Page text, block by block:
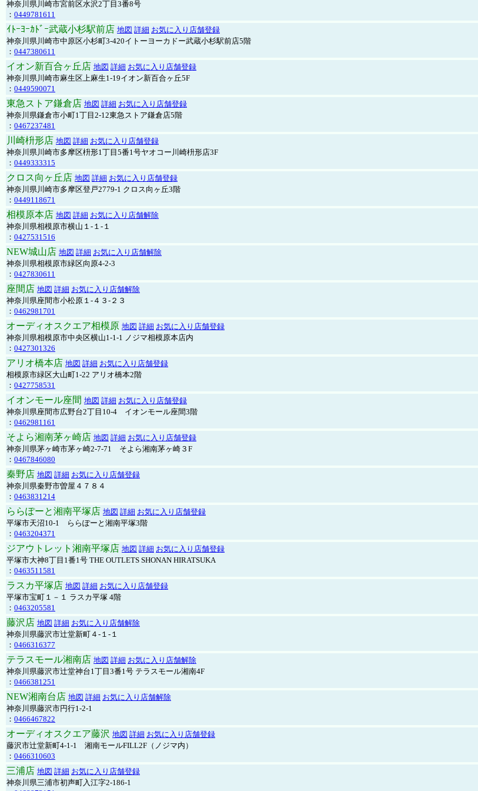
神奈川県川崎市宮前区水沢2丁目3番8号
： 0449781611
ｲﾄｰﾖｰｶﾄﾞｰ武蔵小杉駅前店 地図 詳細 お気に入り店舗登録
神奈川県川崎市中原区小杉町3-420イトーヨーカドー武蔵小杉駅前店5階
： 0447380611
イオン新百合ヶ丘店 地図 詳細 お気に入り店舗登録
神奈川県川崎市麻生区上麻生1-19イオン新百合ヶ丘5F
： 0449590071
東急ストア鎌倉店 地図 詳細 お気に入り店舗登録
神奈川県鎌倉市小町1丁目2-12東急ストア鎌倉店5階
： 0467237481
川崎枡形店 地図 詳細 お気に入り店舗登録
神奈川県川崎市多摩区枡形1丁目5番1号ヤオコー川崎枡形店3F
： 0449333315
クロス向ヶ丘店 地図 詳細 お気に入り店舗登録
神奈川県川崎市多摩区登戸2779-1 クロス向ヶ丘3階
： 0449118671
相模原本店 地図 詳細 お気に入り店舗解除
神奈川県相模原市横山１-１-１
： 0427531516
NEW城山店 地図 詳細 お気に入り店舗解除
神奈川県相模原市緑区向原4-2-3
： 0427830611
座間店 地図 詳細 お気に入り店舗解除
神奈川県座間市小松原１-４３-２３
： 0462981701
オーディオスクエア相模原 地図 詳細 お気に入り店舗登録
神奈川県相模原市中央区横山1-1-1 ノジマ相模原本店内
： 0427301326
アリオ橋本店 地図 詳細 お気に入り店舗登録
相模原市緑区大山町1-22 アリオ橋本2階
： 0427758531
イオンモール座間 地図 詳細 お気に入り店舗登録
神奈川県座間市広野台2丁目10-4 イオンモール座間3階
： 0462981161
そよら湘南茅ヶ崎店 地図 詳細 お気に入り店舗登録
神奈川県茅ヶ崎市茅ヶ崎2‐7‐71 そよら湘南茅ヶ崎３F
： 0467846080
秦野店 地図 詳細 お気に入り店舗登録
神奈川県秦野市曽屋４７８４
： 0463831214
ららぽーと湘南平塚店 地図 詳細 お気に入り店舗登録
平塚市天沼10-1 ららぽーと湘南平塚3階
： 0463204371
ジアウトレット湘南平塚店 地図 詳細 お気に入り店舗登録
平塚市大神8丁目1番1号 THE OUTLETS SHONAN HIRATSUKA
： 0463511581
ラスカ平塚店 地図 詳細 お気に入り店舗登録
平塚市宝町１－１ ラスカ平塚 4階
： 0463205581
藤沢店 地図 詳細 お気に入り店舗解除
神奈川県藤沢市辻堂新町４-１-１
： 0466316377
テラスモール湘南店 地図 詳細 お気に入り店舗解除
神奈川県藤沢市辻堂神台1丁目3番1号 テラスモール湘南4F
： 0466381251
NEW湘南台店 地図 詳細 お気に入り店舗解除
神奈川県藤沢市円行1-2-1
： 0466467822
オーディオスクエア藤沢 地図 詳細 お気に入り店舗登録
藤沢市辻堂新町4-1-1 湘南モールFILL2F（ノジマ内）
： 0466310603
三浦店 地図 詳細 お気に入り店舗登録
神奈川県三浦市初声町入江字2-186-1